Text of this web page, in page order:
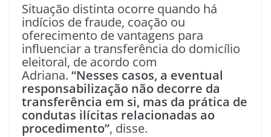
Situação distinta ocorre quando há
indícios de fraude, coação ou
oferecimento de vantagens para
influenciar a transferência do domicílio
eleitoral, de acordo com
Adriana. “Nesses casos, a eventual
responsabilização não decorre da
transferência em si, mas da prática de
condutas ilícitas relacionadas ao
procedimento”, disse.